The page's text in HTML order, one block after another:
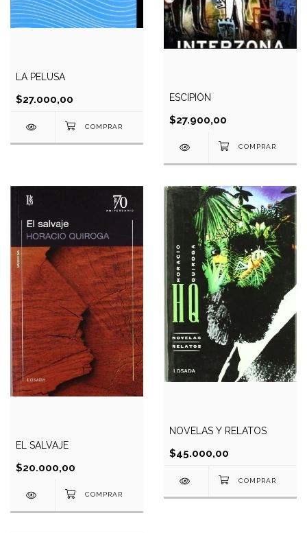
LA PELUSA
$27.000,00 ESCIPIÓN
$27.900,00
EL SALVAJE
$20.000,00
NOVELAS Y RELATOS
$45.000,00